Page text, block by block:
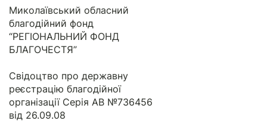
Миколаївський обласний
благодійний фонд
“РЕГІОНАЛЬНИЙ ФОНД
БЛАГОЧЕСТЯ”
Свідоцтво про державну
реєстрацію благодійної
організації Серія АВ №736456
від 26.09.08